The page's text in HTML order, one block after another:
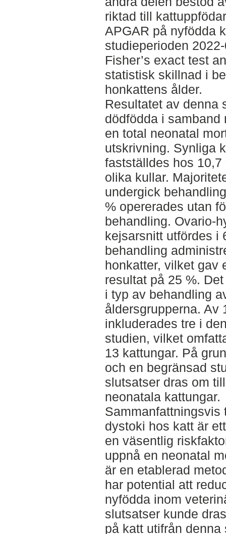
riktad till
APGAR på nyfödda
studieperioden
Fisher’s exact test
statistisk skillnad i
honkattens ålder.
Resultatet av denna
dödfödda i samband
en total neonatal
utskrivning. Synliga
fastställdes hos
olika kullar.
undergick
% opererades utan
behandling. Ovario-
kejsarsnitt utfördes i
behandling
honkatter, vilket gav
resultat på 25 %.
i typ av behandling
åldersgrupperna. Av
inkluderades tre i
studien, vilket
13 kattungar. På
och en begränsad
slutsatser dras om
neonatala kattungar.
Sammanfattningsvis
dystoki hos katt är
en väsentlig
uppnå en neonatal
är en etablerad
har potential att
nyfödda inom
slutsatser kunde
på katt utifrån